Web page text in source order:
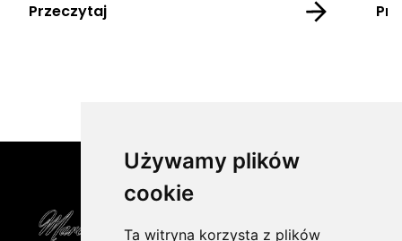
Używamy plików
cookie
Ta witryna korzysta z plików
Przeczytaj